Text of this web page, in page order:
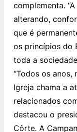
complementa.
alterando,
que é
os princípios do
toda a
“Todos os anos,
Igreja chama a
relacionados
destacou o
Côrte. A